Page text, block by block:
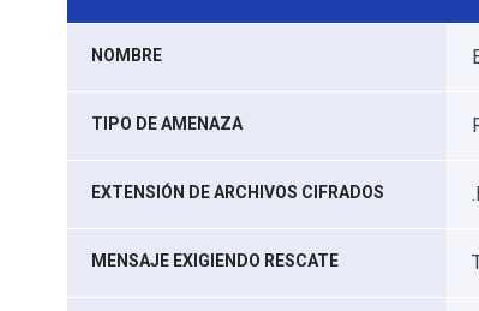
NOMBRE
TIPO DE AMENAZA
EXTENSIÓN DE ARCHIVOS CIFRADOS
MENSAJE EXIGIENDO RESCATE